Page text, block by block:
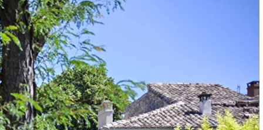
Besoin de plus
d'informations ?